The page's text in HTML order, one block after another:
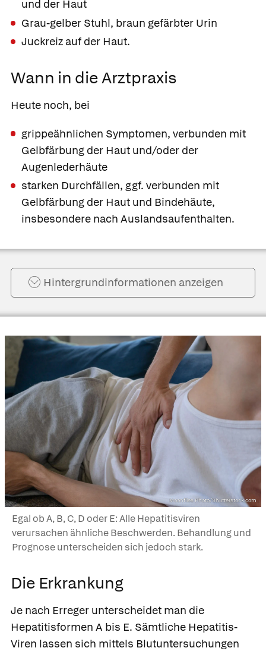
und der Haut
Grau-gelber Stuhl, braun gefärbter Urin
Juckreiz auf der Haut.
Wann in die Arztpraxis
Heute noch, bei
grippeähnlichen Symptomen, verbunden mit
Gelbfärbung der Haut und/oder der
Augenlederhäute
starken Durchfällen, ggf. verbunden mit
Gelbfärbung der Haut und Bindehäute,
insbesondere nach Auslandsaufenthalten.
Hintergrund­informationen anzeigen
Moonflies Photo/Shutterstock.com
Egal ob A, B, C, D oder E: Alle Hepatitisviren
verursachen ähnliche Beschwerden. Behandlung und
Prognose unterscheiden sich jedoch stark.
Die Erkrankung
Je nach Erreger unterscheidet man die
Hepatitisformen A bis E. Sämtliche Hepatitis-
Viren lassen sich mittels Blutuntersuchungen